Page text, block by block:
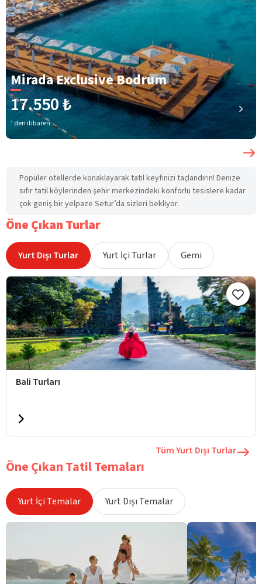
Mirada Exclusive Bodrum
17.550 ₺
’ den itibaren
Popüler otellerde konaklayarak tatil keyfinizi taçlandırın! Denize
sıfır tatil köylerinden şehir merkezindeki konforlu tesislere kadar
çok geniş bir yelpaze Setur’da sizleri bekliyor.
Öne Çıkan Turlar
Yurt Dışı Turlar Yurt İçi Turlar Gemi
Bali Turları
Tüm Yurt Dışı Turlar
Öne Çıkan Tatil Temaları
Yurt İçi Temalar Yurt Dışı Temalar